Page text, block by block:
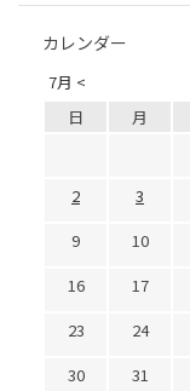
カレンダー
7月 <
日 月
2
3
9
10
16
17
23
24
30
31